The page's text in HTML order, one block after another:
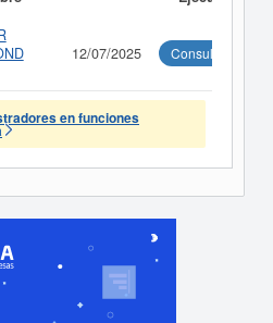
12/07/2025 Consultar
en funciones